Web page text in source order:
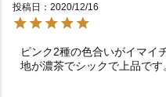
投稿日
2020/12/16
ピンク2種の色合いがイマイ
地が濃茶でシックで上品です